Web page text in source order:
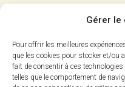
Gérer le
Pour offrir les meilleures
que les cookies pour stocker et/ou
fait de consentir à ces
telles que le comportement de